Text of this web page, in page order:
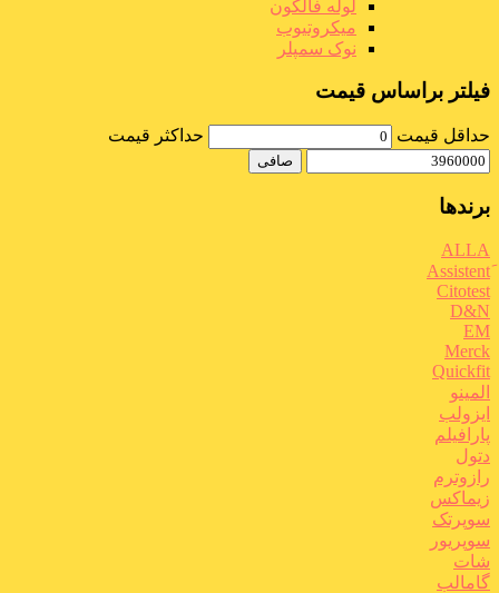
لوله فالکون
میکروتیوب
نوک سمپلر
فیلتر براساس قیمت
حداقل قیمت حداكثر قيمت
صافی
برندها
ALLA
Citotest
D&N
EM
Merck
Quickfit
المینو
ایزولب
پارافیلم
دتول
رازوترم
زیماکس
سوپرتک
سوپریور
شات
گامالب